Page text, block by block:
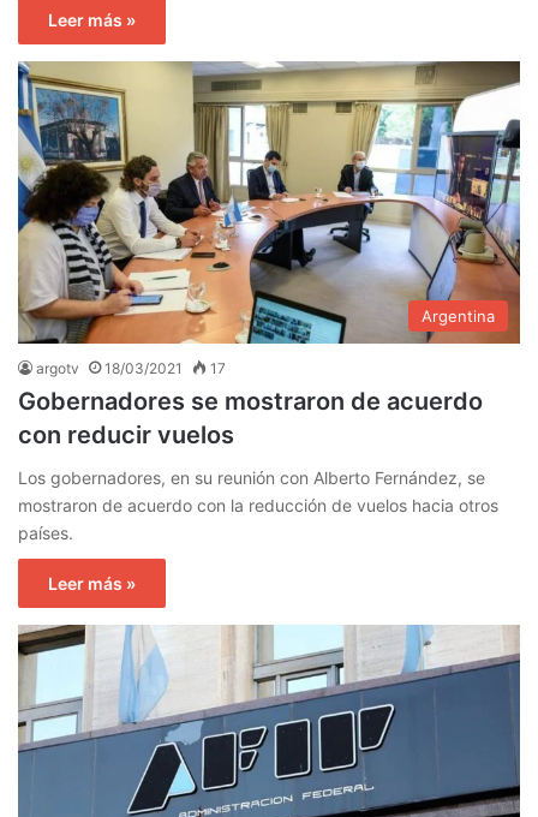
Leer más »
Argentina
argotv 18/03/2021 17
Gobernadores se mostraron de acuerdo
con reducir vuelos
Los gobernadores, en su reunión con Alberto Fernández, se
mostraron de acuerdo con la reducción de vuelos hacia otros
países.
Leer más »